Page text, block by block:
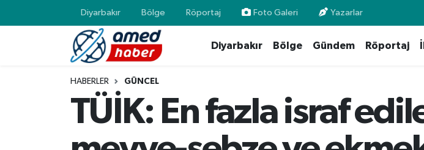
Diyarbakır Bölge Röportaj Foto Galeri Yazarlar
Diyarbakır Bölge Gündem Röportaj
HABERLER GÜNCEL
TÜİK: En fazla israf
Diyarbakır
Foto Galeri
Diyarbakır
Bilim & Teknoloji
Diyarbakır Nöbetçi Eczaneler
Diyarbakır Hava Durumu
Diyarbakır Namaz Vakitleri
Diyarbakır Trafik Yoğunluk Haritası